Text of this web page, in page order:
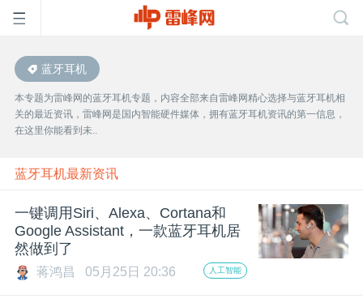
首
页
雷
峰
网
蓝牙耳机
本专题为雷峰网的蓝牙耳机专题，内容全部来自雷峰网精心选择与蓝牙耳机相
关的最近资讯，雷峰网是国内智能硬件媒体，拥有蓝牙耳机资讯的第一信息，
在这里你能看到未..
蓝牙耳机最新资讯
一键调用Siri、Alexa、Cortana和
Google Assistant，一款蓝牙耳机居
然做到了
蒋鸿昌 05月25日 20:36 人工智能